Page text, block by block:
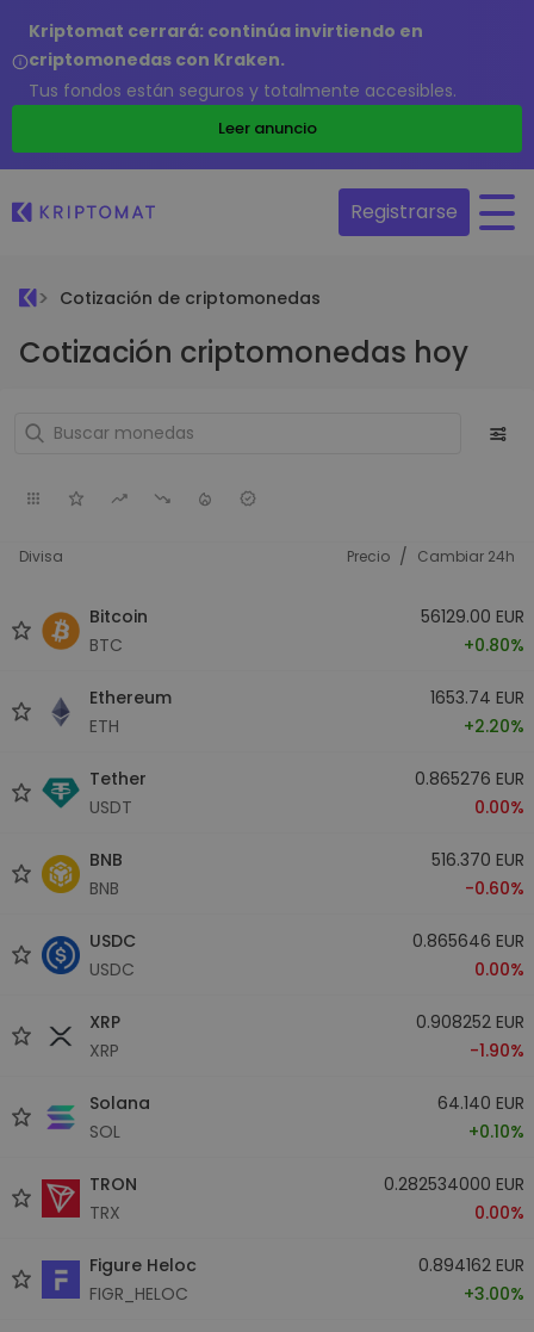
Kriptomat cerrará: continúa invirtiendo en
criptomonedas con Kraken.
Tus fondos están seguros y totalmente accesibles.
Leer anuncio
Registrarse
Cotización de criptomonedas
Cotización criptomonedas hoy
Divisa Precio / Cambiar 24h
Bitcoin
BTC
56129.00 EUR
+0.80%
Ethereum
ETH
1653.74 EUR
+2.20%
Tether
USDT
0.865276 EUR
0.00%
BNB
BNB
516.370 EUR
-0.60%
USDC
USDC
0.865646 EUR
0.00%
XRP
XRP
0.908252 EUR
-1.90%
Solana
SOL
64.140 EUR
+0.10%
TRON
TRX
0.282534000 EUR
0.00%
Figure Heloc
FIGR_HELOC
0.894162 EUR
+3.00%